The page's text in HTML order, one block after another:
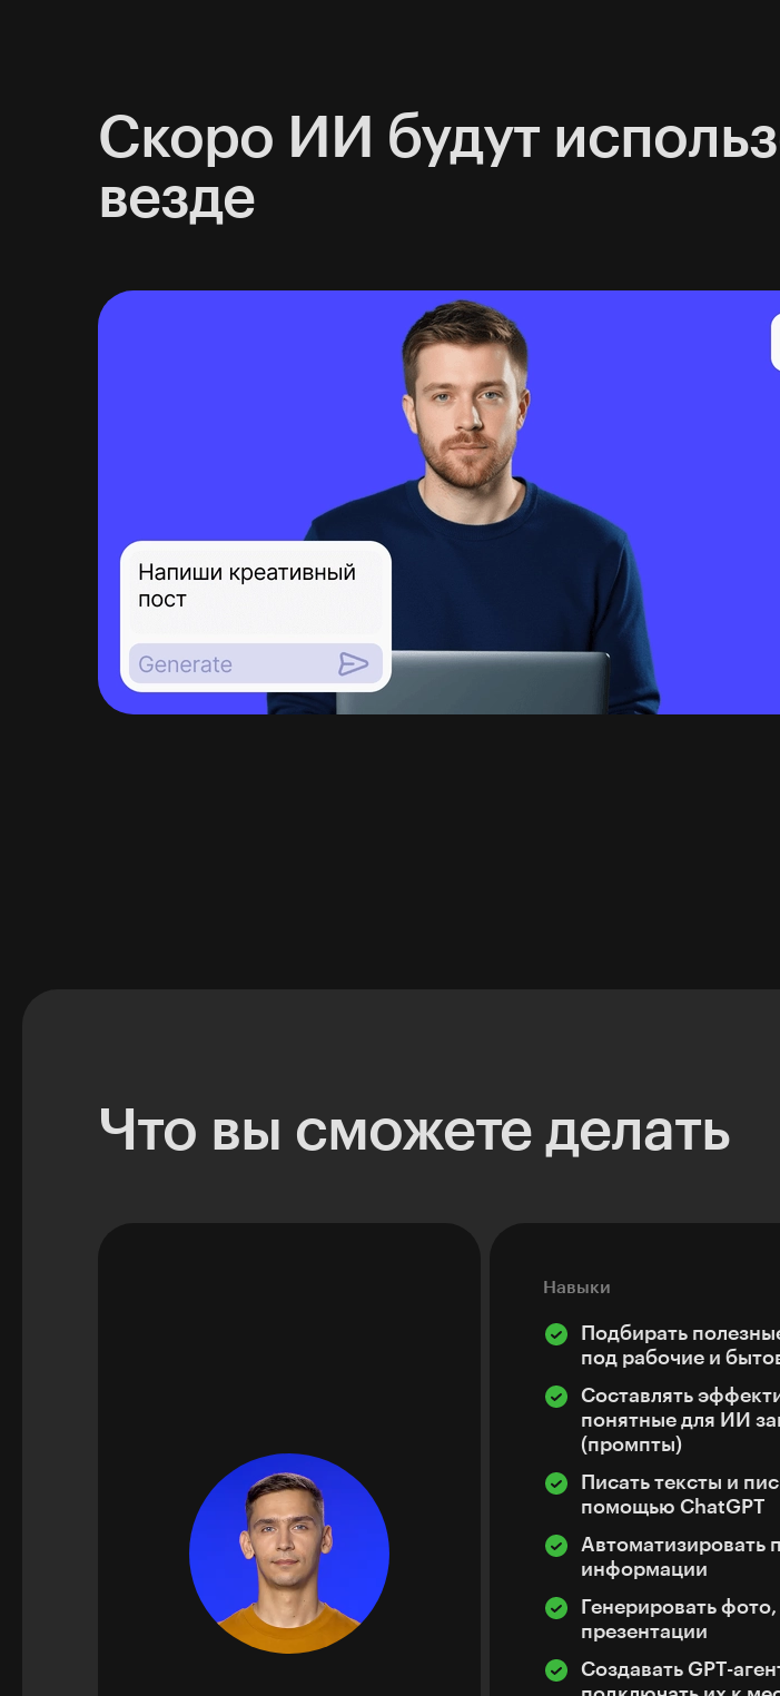
Скоро ИИ будут
везде
Что вы сможете делать
Навыки
Подбирать
под рабочие и
Составлять
понятные для ИИ
(промпты)
Писать тексты и
помощью ChatGPT
Автоматизировать
информации
Генерировать
презентации
Создавать GPT-